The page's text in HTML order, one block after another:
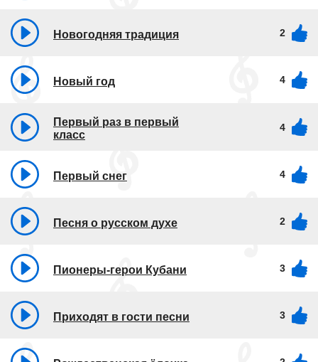
Новогодняя традиция 2
Новый год 4
Первый раз в первый
класс
4
Первый снег 4
Песня о русском духе 2
Пионеры-герои Кубани 3
Приходят в гости песни 3